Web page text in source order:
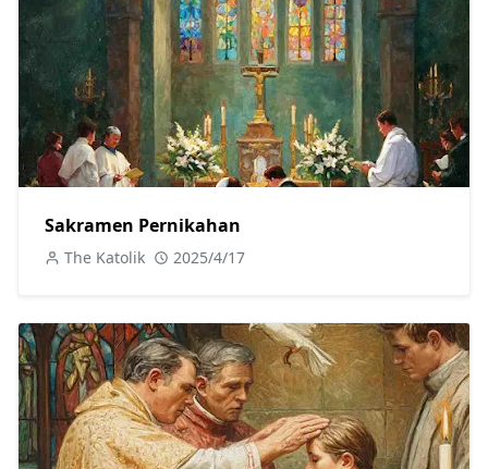
Sakramen Pernikahan
The Katolik 2025/4/17